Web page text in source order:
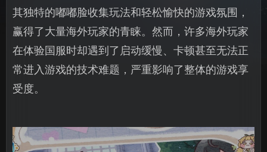
其独特的嘟嘟脸收集玩法和轻松愉快的游戏氛围，
赢得了大量海外玩家的青睐。然而，许多海外玩家
在体验国服时却遇到了启动缓慢、卡顿甚至无法正
常进入游戏的技术难题，严重影响了整体的游戏享
受度。